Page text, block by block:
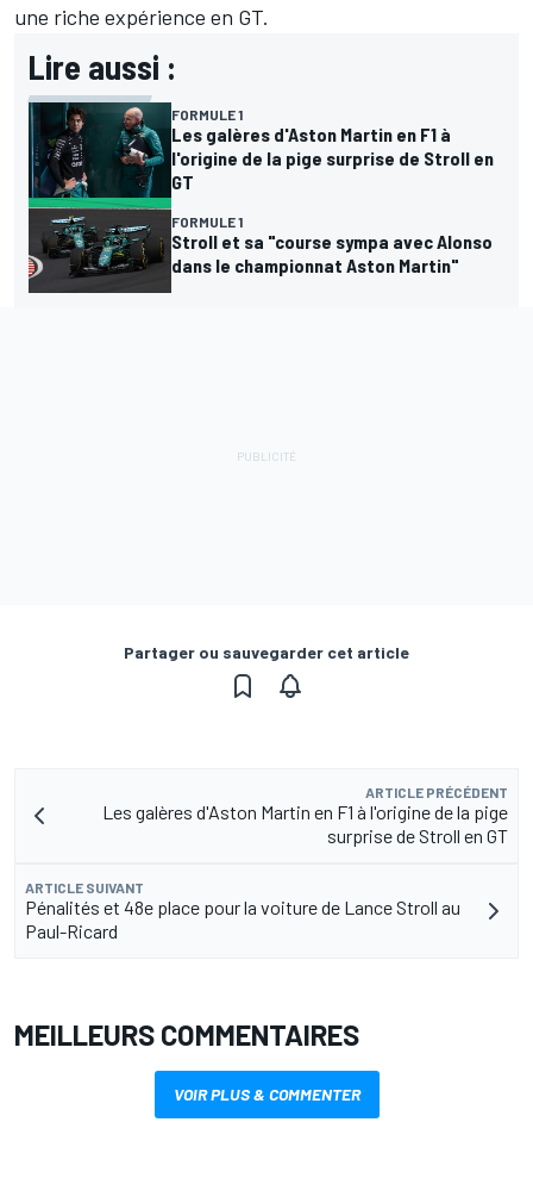
une riche expérience en GT.
Lire aussi :
FORMULE 1
Les galères d'Aston Martin en F1 à
l'origine de la pige surprise de Stroll en
GT
FORMULE 1
Stroll et sa "course sympa avec Alonso
dans le championnat Aston Martin"
Partager ou sauvegarder cet article
ARTICLE PRÉCÉDENT
Les galères d'Aston Martin en F1 à l'origine de la pige
surprise de Stroll en GT
ARTICLE SUIVANT
Pénalités et 48e place pour la voiture de Lance Stroll au
Paul-Ricard
MEILLEURS COMMENTAIRES
VOIR PLUS & COMMENTER